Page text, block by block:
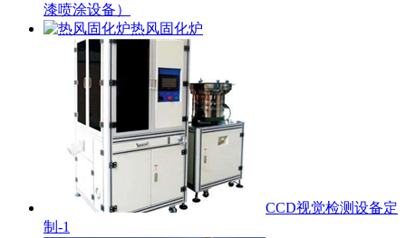
漆喷涂设备）
热风固化炉
CCD视觉检测设备定
制-1